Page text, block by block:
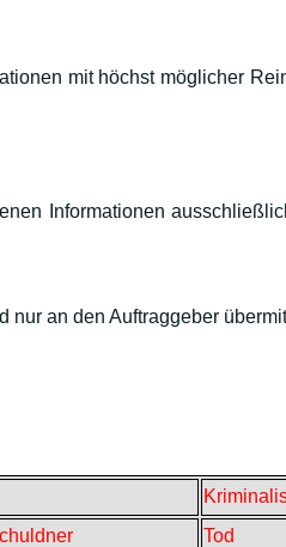
mit höchst möglicher
Informationen
nur an den Auftraggeber
Tod